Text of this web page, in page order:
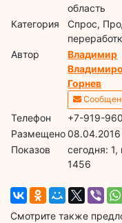
область
Категория
Спрос,
Автор
Владимир
Горнев
Телефон
+7-919-
Размещено08.04.2016
Показов
cегодня: 1,
1456
Смотрите также